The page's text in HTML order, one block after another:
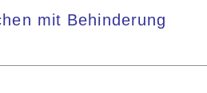
mit Behinderung